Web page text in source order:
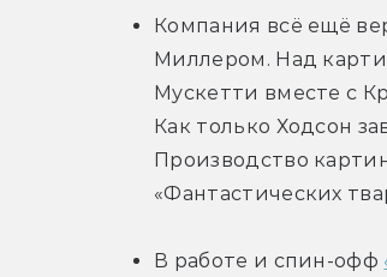
Компания всё ещё
Миллером. Над
Мускетти вместе с
Как только Ходсон
Производство
«Фантастических
В работе и спин-офф